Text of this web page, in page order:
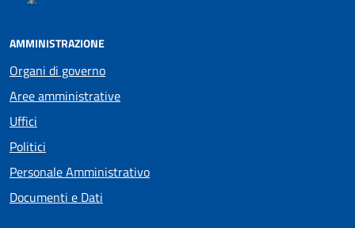
AMMINISTRAZIONE
Organi di governo
Aree amministrative
Uffici
Politici
Personale Amministrativo
Documenti e Dati